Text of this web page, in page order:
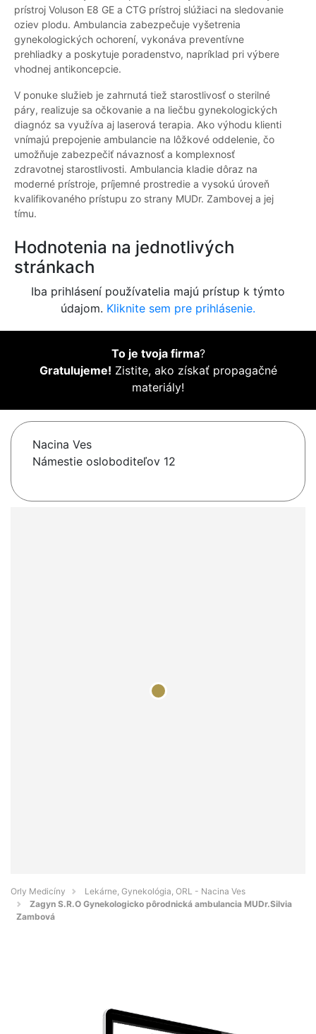
prístroj Voluson E8 GE a CTG prístroj slúžiaci na sledovanie
oziev plodu. Ambulancia zabezpečuje vyšetrenia
gynekologických ochorení, vykonáva preventívne
prehliadky a poskytuje poradenstvo, napríklad pri výbere
vhodnej antikoncepcie.
V ponuke služieb je zahrnutá tiež starostlivosť o sterilné
páry, realizuje sa očkovanie a na liečbu gynekologických
diagnóz sa využíva aj laserová terapia. Ako výhodu klienti
vnímajú prepojenie ambulancie na lôžkové oddelenie, čo
umožňuje zabezpečiť návaznosť a komplexnosť
zdravotnej starostlivosti. Ambulancia kladie dôraz na
moderné prístroje, príjemné prostredie a vysokú úroveň
kvalifikovaného prístupu zo strany MUDr. Zambovej a jej
tímu.
Hodnotenia na jednotlivých
stránkach
Iba prihlásení používatelia majú prístup k týmto
údajom. Kliknite sem pre prihlásenie.
To je tvoja firma?
Gratulujeme! Zistite, ako získať propagačné
materiály!
Nacina Ves
Námestie osloboditeľov 12
Orly Medicíny
Lekárne, Gynekológia, ORL - Nacina Ves
Zagyn S.R.O Gynekologicko pôrodnická ambulancia MUDr.Silvia
Zambová